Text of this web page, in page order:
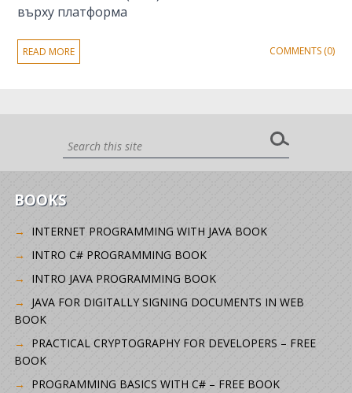
върху платформа
READ MORE COMMENTS (0)
BOOKS
INTERNET PROGRAMMING WITH JAVA BOOK
INTRO C# PROGRAMMING BOOK
INTRO JAVA PROGRAMMING BOOK
JAVA FOR DIGITALLY SIGNING DOCUMENTS IN WEB
BOOK
PRACTICAL CRYPTOGRAPHY FOR DEVELOPERS – FREE
BOOK
PROGRAMMING BASICS WITH C# – FREE BOOK